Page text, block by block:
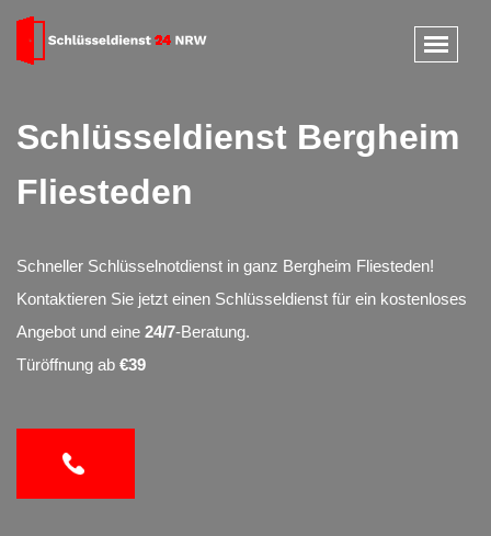
Schlüsseldienst Bergheim
Fliesteden
Schneller Schlüsselnotdienst in ganz Bergheim Fliesteden!
Kontaktieren Sie jetzt einen Schlüsseldienst für ein kostenloses
Angebot und eine 24/7-Beratung.
Türöffnung ab €39